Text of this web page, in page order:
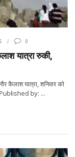
0
यात्रा रुकी,
यात्रा, शनिवार को
Published by: ...